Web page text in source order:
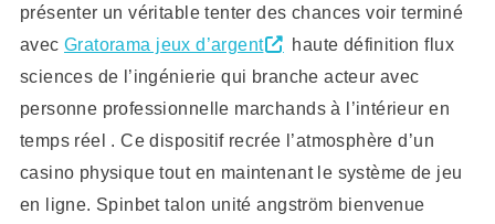
présenter un véritable tenter des chances voir terminé
avec Gratorama jeux d’argent
haute définition flux
sciences de l’ingénierie qui branche acteur avec
personne professionnelle marchands à l’intérieur en
temps réel . Ce dispositif recrée l’atmosphère d’un
casino physique tout en maintenant le système de jeu
en ligne. Spinbet talon unité angström bienvenue